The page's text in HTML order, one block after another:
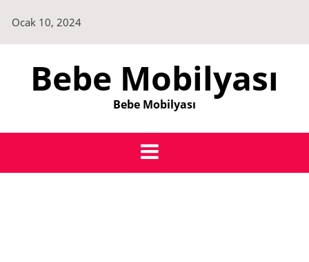
content
Ocak 10, 2024
Bebe Mobilyası
Bebe Mobilyası